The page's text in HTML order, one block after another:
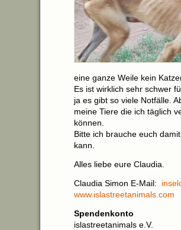
eine ganze Weile kein
Es ist wirklich sehr schwer
ja es gibt so viele Notfälle.
meine Tiere die ich täglich
können.
Bitte ich brauche euch
kann.
Alles liebe eure Claudia.
Claudia Simon E-Mail:
www.islastreetanimals.com
Spendenkonto
islastreetanimals e.V.